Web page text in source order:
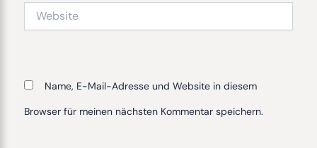
Website
Name, E-Mail-Adresse und Website in diesem
Browser für meinen nächsten Kommentar speichern.